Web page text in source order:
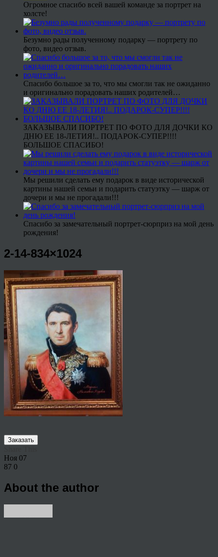
Огромное спасибо всей вашей команде за портрет на
холсте!
Безумно рады полученному подарку — портрету по
фото, видео отзыв.
Спасибо большое за то, что мы смогли так не ожиданно
и оригинально порадовать наших родителей…
ЗАКАЗЫВАЛИ ПОРТРЕТ ПО ФОТО ДЛЯ ДОЧКИ КО
ДНЮ ЕЕ 18-ЛЕТИЯ!.. ПОДАРОК-СУПЕР!!!!
БОЛЬШОЕ СПАСИБО!
Мы решили сделать ему подарок в виде исторической
картины нашей семьи и подарить статуэтку — шарж от
дочери и мы не прогадали!!!
Спасибо за замечательный портрет-сюрприз на мой день
рождения!
2-14-834×1024
Заказать
Ноя 07
87 0
About the author